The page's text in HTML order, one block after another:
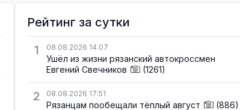
Рейтинг за сутки
1
08.08.2026 14:07
Ушёл из жизни рязанский автокроссмен
Евгений Свечников
(1261)
2 08.08.2026 17:51
Рязанцам пообещали тёплый август (886)